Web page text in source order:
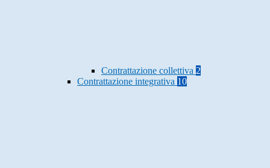
Contrattazione collettiva 2
Contrattazione integrativa 10